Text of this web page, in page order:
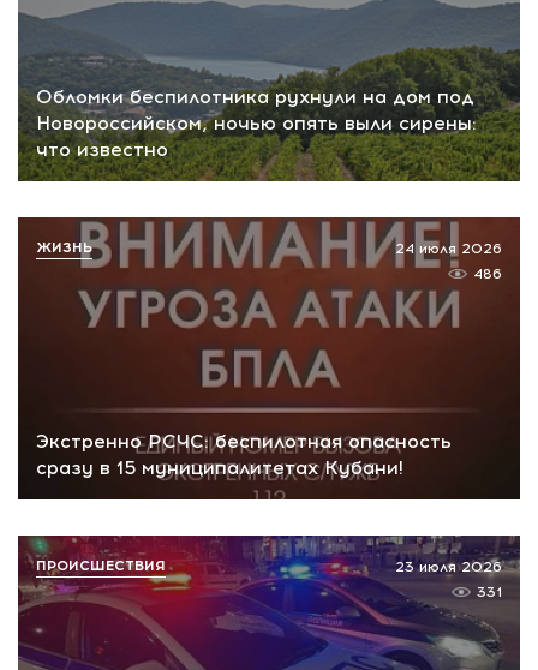
Обломки беспилотника рухнули на дом под
Новороссийском, ночью опять выли сирены:
что известно
Экстренно РСЧС: беспилотная опасность
сразу в 15 муниципалитетах Кубани!
24 июля 2026
486
ЖИЗНЬ
23 июля 2026
331
ПРОИСШЕСТВИЯ